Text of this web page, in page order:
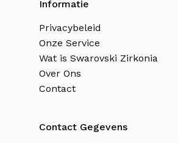
Informatie
Privacybeleid
Onze Service
Wat is Swarovski Zirkonia
Over Ons
Contact
Contact Gegevens